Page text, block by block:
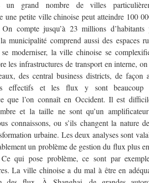
grand nombre de villes
une petite ville chinoise peut atteindre 100
compte jusqu’à 23 millions d’habitants
municipalité comprend aussi des espaces
moderniser, la ville chinoise se
les infrastructures de transport en interne,
des central business districts, de façon
effectifs et les flux y sont beaucoup
que l’on connaît en Occident. Il est
et la taille ne sont qu’un
connaissons, ou s’ils changent la nature
urbaine. Les deux analyses sont
un problème de gestion du flux plus
qui pose problème, ce sont par
La ville chinoise a du mal à être en